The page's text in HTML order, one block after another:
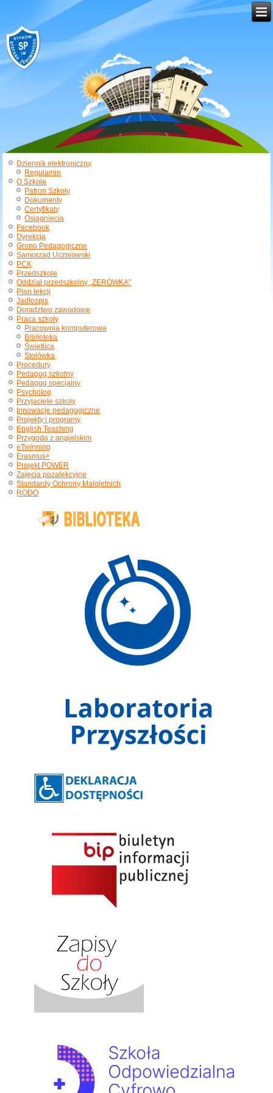
Dziennik elektroniczny
Regulamin
O Szkole
Patron Szkoły
Dokumenty
Certyfikaty
Osiągnięcia
Facebook
Dyrekcja
Grono Pedagogiczne
Samorząd Uczniowski
PCK
Przedszkole
Oddział przedszkolny „ZERÓWKA”
Plan lekcji
Jadłospis
Doradztwo zawodowe
Praca szkoły
Pracownia komputerowa
Biblioteka
Świetlica
Stołówka
Procedury
Pedagog szkolny
Pedagog specjalny
Psycholog
Przyjaciele szkoły
Innowacje pedagogiczne
Projekty i programy
English Teaching
Przygoda z angielskim
eTwinning
Erasmus+
Projekt POWER
Zajęcia pozalekcyjne
Standardy Ochrony Małoletnich
RODO